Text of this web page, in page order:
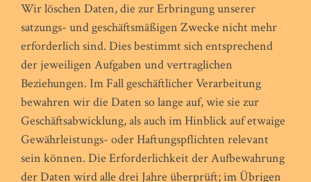
Wir löschen Daten, die zur Erbringung unserer
satzungs- und geschäftsmäßigen Zwecke nicht mehr
erforderlich sind. Dies bestimmt sich entsprechend
der jeweiligen Aufgaben und vertraglichen
Beziehungen. Im Fall geschäftlicher Verarbeitung
bewahren wir die Daten so lange auf, wie sie zur
Geschäftsabwicklung, als auch im Hinblick auf etwaige
Gewährleistungs- oder Haftungspflichten relevant
sein können. Die Erforderlichkeit der Aufbewahrung
der Daten wird alle drei Jahre überprüft; im Übrigen